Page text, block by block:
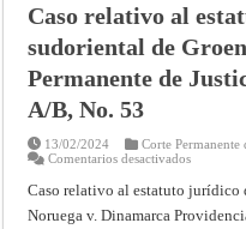
de
[1933]
Corte
de
A/B,
No.
Caso relativo al
sudoriental de
Permanente de
A/B, No. 53
13/02/2024
Corte Permanente
Comentarios desactivadosen
relativo
al
estatuto
Caso relativo al estatuto
Noruega v. Dinamarca